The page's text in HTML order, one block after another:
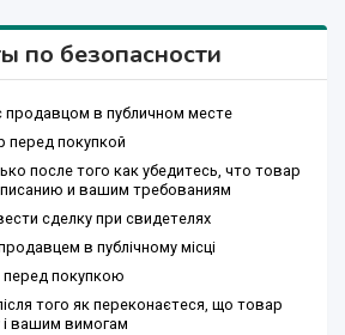
по безопасности
продавцом в публичном месте
перед покупкой
после того как убедитесь, что товар
и вашим требованиям
сделку при свидетелях
в публічному місці
перед покупкою
того як переконаєтеся, що товар
і вашим вимогам